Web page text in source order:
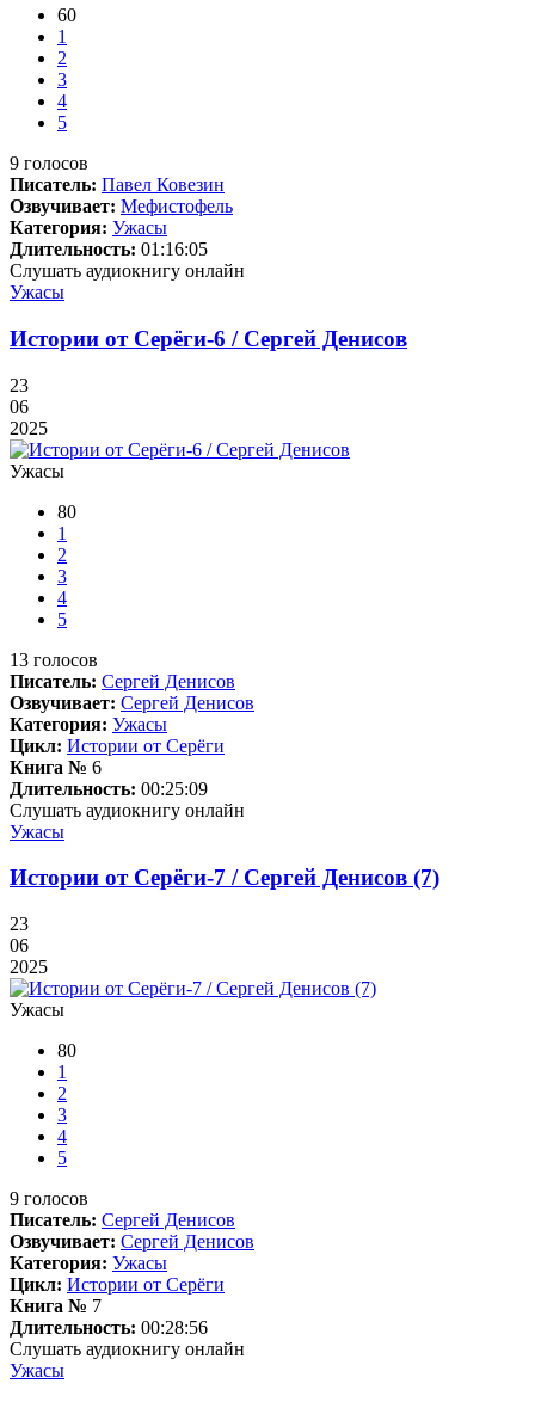
60
1
2
3
4
5
9 голосов
Писатель: Павел Ковезин
Озвучивает: Мефистофель
Категория: Ужасы
Длительность: 01:16:05
Слушать аудиокнигу онлайн
Ужасы
Истории от Серёги-6 / Сергей Денисов
23
06
2025
Ужасы
80
1
2
3
4
5
13 голосов
Писатель: Сергей Денисов
Озвучивает: Сергей Денисов
Категория: Ужасы
Цикл: Истории от Серёги
Книга № 6
Длительность: 00:25:09
Слушать аудиокнигу онлайн
Ужасы
Истории от Серёги-7 / Сергей Денисов (7)
23
06
2025
Ужасы
80
1
2
3
4
5
9 голосов
Писатель: Сергей Денисов
Озвучивает: Сергей Денисов
Категория: Ужасы
Цикл: Истории от Серёги
Книга № 7
Длительность: 00:28:56
Слушать аудиокнигу онлайн
Ужасы